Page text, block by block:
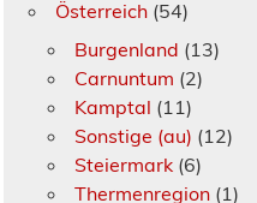
Österreich (54)
Burgenland (13)
Carnuntum (2)
Kamptal (11)
Sonstige (au) (12)
Steiermark (6)
Thermenregion (1)